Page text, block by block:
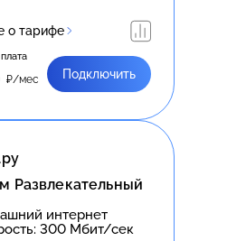
о тарифе
₽/мес Подключить
Развлекательный
интернет
300 Мбит/сек